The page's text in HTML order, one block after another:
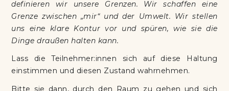
definieren wir unsere Grenzen. Wir schaffen eine
Grenze zwischen „mir“ und der Umwelt. Wir stellen
uns eine klare Kontur vor und spüren, wie sie die
Dinge draußen halten kann.
Lass die Teilnehmer:innen sich auf diese Haltung
einstimmen und diesen Zustand wahrnehmen.
Bitte sie dann, durch den Raum zu gehen und sich